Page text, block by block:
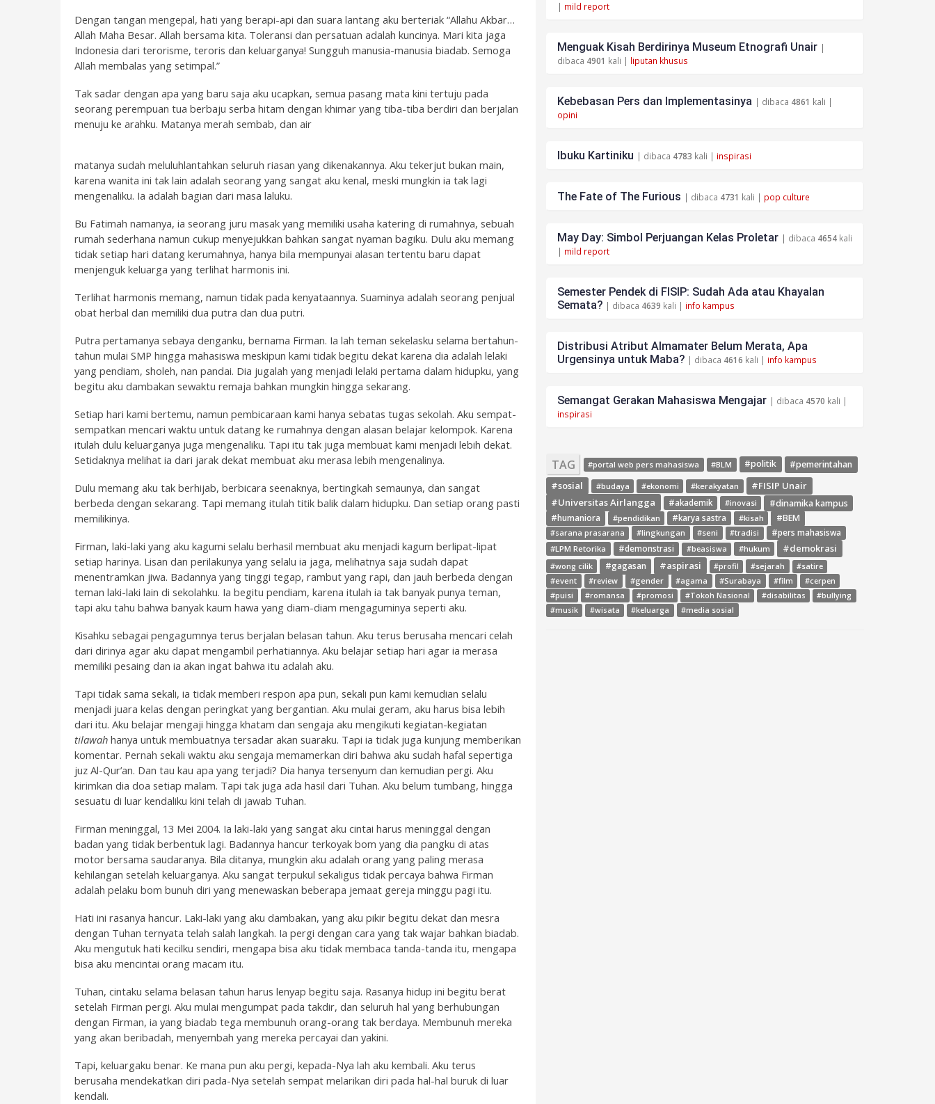
Dengan tangan mengepal, hati yang berapi-api dan suara lantang aku berteriak “Allahu Akbar…
Allah Maha Besar. Allah bersama kita. Toleransi dan persatuan adalah kuncinya. Mari kita jaga
Indonesia dari terorisme, teroris dan keluarganya! Sungguh manusia-manusia biadab. Semoga
Allah membalas yang setimpal.”
Tak sadar dengan apa yang baru saja aku ucapkan, semua pasang mata kini tertuju pada
seorang perempuan tua berbaju serba hitam dengan khimar yang tiba-tiba berdiri dan berjalan
menuju ke arahku. Matanya merah sembab, dan air
matanya sudah meluluhlantahkan seluruh riasan yang dikenakannya. Aku tekerjut bukan main,
karena wanita ini tak lain adalah seorang yang sangat aku kenal, meski mungkin ia tak lagi
mengenaliku. Ia adalah bagian dari masa laluku.
Bu Fatimah namanya, ia seorang juru masak yang memiliki usaha katering di rumahnya, sebuah
rumah sederhana namun cukup menyejukkan bahkan sangat nyaman bagiku. Dulu aku memang
tidak setiap hari datang kerumahnya, hanya bila mempunyai alasan tertentu baru dapat
menjenguk keluarga yang terlihat harmonis ini.
Terlihat harmonis memang, namun tidak pada kenyataannya. Suaminya adalah seorang penjual
obat herbal dan memiliki dua putra dan dua putri.
Putra pertamanya sebaya denganku, bernama Firman. Ia lah teman sekelasku selama bertahun-
tahun mulai SMP hingga mahasiswa meskipun kami tidak begitu dekat karena dia adalah lelaki
yang pendiam, sholeh, nan pandai. Dia jugalah yang menjadi lelaki pertama dalam hidupku, yang
begitu aku dambakan sewaktu remaja bahkan mungkin hingga sekarang.
Setiap hari kami bertemu, namun pembicaraan kami hanya sebatas tugas sekolah. Aku sempat-
sempatkan mencari waktu untuk datang ke rumahnya dengan alasan belajar kelompok. Karena
itulah dulu keluarganya juga mengenaliku. Tapi itu tak juga membuat kami menjadi lebih dekat.
Setidaknya melihat ia dari jarak dekat membuat aku merasa lebih mengenalinya.
Dulu memang aku tak berhijab, berbicara seenaknya, bertingkah semaunya, dan sangat
berbeda dengan sekarang. Tapi memang itulah titik balik dalam hidupku. Dan setiap orang pasti
memilikinya.
Firman, laki-laki yang aku kagumi selalu berhasil membuat aku menjadi kagum berlipat-lipat
setiap harinya. Lisan dan perilakunya yang selalu ia jaga, melihatnya saja sudah dapat
menentramkan jiwa. Badannya yang tinggi tegap, rambut yang rapi, dan jauh berbeda dengan
teman laki-laki lain di sekolahku. Ia begitu pendiam, karena itulah ia tak banyak punya teman,
tapi aku tahu bahwa banyak kaum hawa yang diam-diam mengaguminya seperti aku.
Kisahku sebagai pengagumnya terus berjalan belasan tahun. Aku terus berusaha mencari celah
dari dirinya agar aku dapat mengambil perhatiannya. Aku belajar setiap hari agar ia merasa
memiliki pesaing dan ia akan ingat bahwa itu adalah aku.
Tapi tidak sama sekali, ia tidak memberi respon apa pun, sekali pun kami kemudian selalu
menjadi juara kelas dengan peringkat yang bergantian. Aku mulai geram, aku harus bisa lebih
dari itu. Aku belajar mengaji hingga khatam dan sengaja aku mengikuti kegiatan-kegiatan
tilawah hanya untuk membuatnya tersadar akan suaraku. Tapi ia tidak juga kunjung memberikan
komentar. Pernah sekali waktu aku sengaja memamerkan diri bahwa aku sudah hafal sepertiga
juz Al-Qur’an. Dan tau kau apa yang terjadi? Dia hanya tersenyum dan kemudian pergi. Aku
kirimkan dia doa setiap malam. Tapi tak juga ada hasil dari Tuhan. Aku belum tumbang, hingga
sesuatu di luar kendaliku kini telah di jawab Tuhan.
Firman meninggal, 13 Mei 2004. Ia laki-laki yang sangat aku cintai harus meninggal dengan
badan yang tidak berbentuk lagi. Badannya hancur terkoyak bom yang dia pangku di atas
motor bersama saudaranya. Bila ditanya, mungkin aku adalah orang yang paling merasa
kehilangan setelah keluarganya. Aku sangat terpukul sekaligus tidak percaya bahwa Firman
adalah pelaku bom bunuh diri yang menewaskan beberapa jemaat gereja minggu pagi itu.
Hati ini rasanya hancur. Laki-laki yang aku dambakan, yang aku pikir begitu dekat dan mesra
dengan Tuhan ternyata telah salah langkah. Ia pergi dengan cara yang tak wajar bahkan biadab.
Aku mengutuk hati kecilku sendiri, mengapa bisa aku tidak membaca tanda-tanda itu, mengapa
bisa aku mencintai orang macam itu.
Tuhan, cintaku selama belasan tahun harus lenyap begitu saja. Rasanya hidup ini begitu berat
setelah Firman pergi. Aku mulai mengumpat pada takdir, dan seluruh hal yang berhubungan
dengan Firman, ia yang biadab tega membunuh orang-orang tak berdaya. Membunuh mereka
yang akan beribadah, menyembah yang mereka percayai dan yakini.
Tapi, keluargaku benar. Ke mana pun aku pergi, kepada-Nya lah aku kembali. Aku terus
berusaha mendekatkan diri pada-Nya setelah sempat melarikan diri pada hal-hal buruk di luar
kendali.
| mild report
Menguak Kisah Berdirinya Museum Etnografi Unair |
dibaca 4901 kali | liputan khusus
Kebebasan Pers dan Implementasinya | dibaca 4861 kali |
opini
Ibuku Kartiniku | dibaca 4783 kali | inspirasi
The Fate of The Furious | dibaca 4731 kali | pop culture
May Day: Simbol Perjuangan Kelas Proletar | dibaca 4654kali
| mild report
Semester Pendek di FISIP: Sudah Ada atau Khayalan
Semata? | dibaca 4639 kali | info kampus
Distribusi Atribut Almamater Belum Merata, Apa
Urgensinya untuk Maba? | dibaca 4616 kali | info kampus
Semangat Gerakan Mahasiswa Mengajar | dibaca 4570 kali |
inspirasi
TAG #portal web pers mahasiswa #BLM #politik #pemerintahan
#sosial #budaya #ekonomi #kerakyatan
#FISIP Unair
#Universitas Airlangga
#akademik #inovasi #dinamika kampus
#humaniora #pendidikan #karya sastra #kisah #BEM
#sarana prasarana #lingkungan #seni #tradisi
#pers mahasiswa
#LPM Retorika
#demonstrasi #beasiswa #hukum #demokrasi
#wong cilik #gagasan #aspirasi #profil #sejarah #satire
#event #review #gender #agama #Surabaya #film
#cerpen
#puisi
#romansa #promosi #Tokoh Nasional #disabilitas
#bullying
#musik
#wisata #keluarga #media sosial